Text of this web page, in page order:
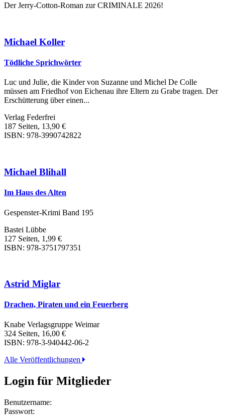
Der Jerry-Cotton-Roman zur CRIMINALE 2026!
Michael Koller
Tödliche Sprichwörter
Luc und Julie, die Kinder von Suzanne und Michel De Colle
müssen am Friedhof von Eichenau ihre Eltern zu Grabe tragen. Der
Erschütterung über einen...
Verlag Federfrei
187 Seiten, 13,90 €
ISBN: 978-3990742822
Michael Blihall
Im Haus des Alten
Gespenster-Krimi Band 195
Bastei Lübbe
127 Seiten, 1,99 €
ISBN: 978-3751797351
Astrid Miglar
Drachen, Piraten und ein Feuerberg
Knabe Verlagsgruppe Weimar
324 Seiten, 16,00 €
ISBN: 978-3-940442-06-2
Alle Veröffentlichungen
Login für Mitglieder
Benutzername:
Passwort: